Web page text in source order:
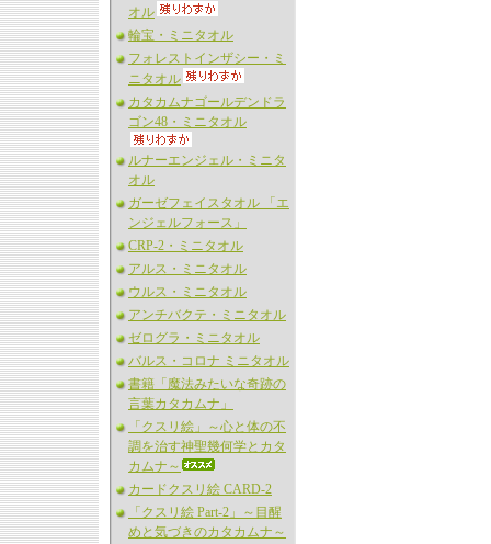
オル
輪宝・ミニタオル
フォレストインザシー・ミ
ニタオル
カタカムナゴールデンドラ
ゴン48・ミニタオル
ルナーエンジェル・ミニタ
オル
ガーゼフェイスタオル 「エ
ンジェルフォース」
CRP-2・ミニタオル
アルス・ミニタオル
ウルス・ミニタオル
アンチバクテ・ミニタオル
ゼログラ・ミニタオル
バルス・コロナ ミニタオル
書籍「魔法みたいな奇跡の
言葉カタカムナ」
「クスリ絵」～心と体の不
調を治す神聖幾何学とカタ
カムナ～
カードクスリ絵 CARD-2
「クスリ絵 Part-2」～目醒
めと気づきのカタカムナ～